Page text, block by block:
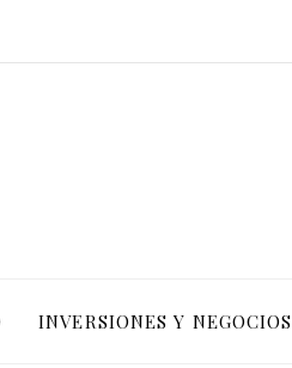
INVERSIONES Y NEGOCIOS